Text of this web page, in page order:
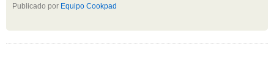
Publicado por Equipo Cookpad